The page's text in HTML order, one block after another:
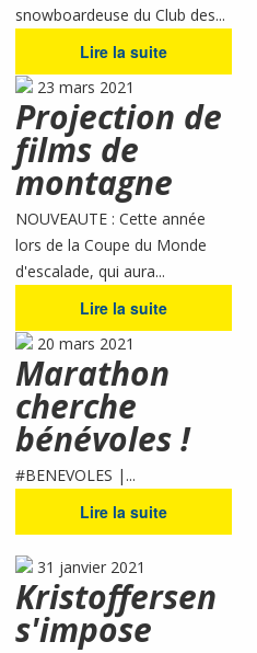
snowboardeuse du Club des...
Lire la suite
23 mars 2021
Projection de
films de
montagne
NOUVEAUTE : Cette année
lors de la Coupe du Monde
d'escalade, qui aura...
Lire la suite
20 mars 2021
Marathon
cherche
bénévoles !
#BENEVOLES |...
Lire la suite
31 janvier 2021
Kristoffersen
s'impose